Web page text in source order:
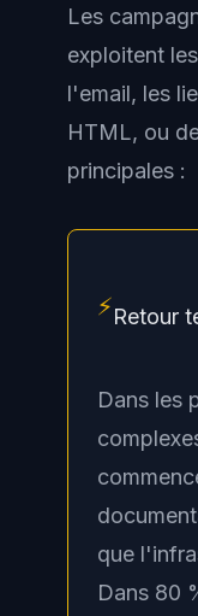
Les
exploitent
l'email, les
HTML, ou
principales :
⚡Retour
Dans les
que
Dans 80